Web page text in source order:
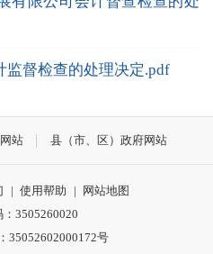
监督检查的处理决定.pdf
站 县（市、区）政府网站
| 使用帮助 | 网站地图
3505260020
35052602000172号